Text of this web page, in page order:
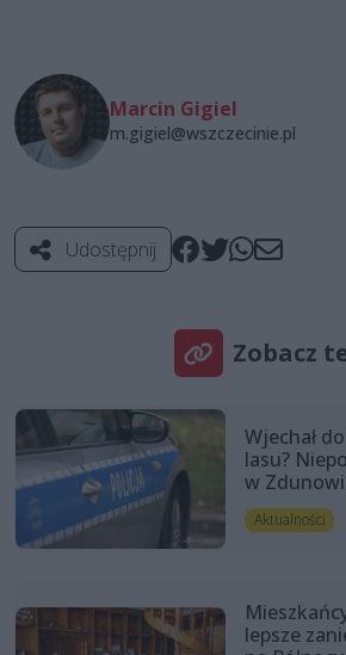
Marcin Gigiel
m.gigiel@wszczecinie.pl
Udostępnij
Zobacz
Wjechał
lasu?
w
Aktualności
lepsze